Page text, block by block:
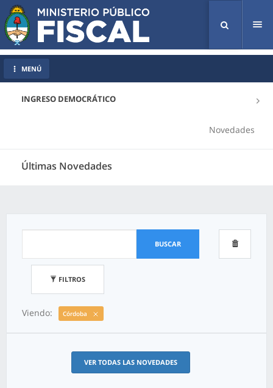
INGRESO DEMOCRÁTICO
Novedades
Últimas Novedades
MENÚ
BUSCAR
FILTROS
Viendo: Córdoba
VER TODAS LAS NOVEDADES